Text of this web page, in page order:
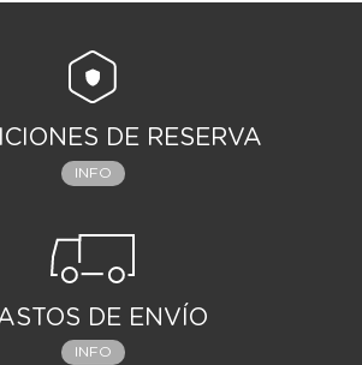
DE RESERVA
INFO
DE ENVÍO
INFO